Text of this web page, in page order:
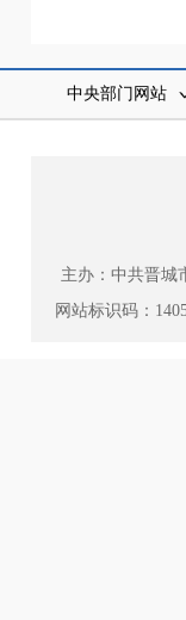
中央部门网站
主办：中共晋城
网站标识码：